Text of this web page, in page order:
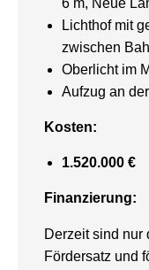
6 m, Neue
Lichthof mit
zwischen
Oberlicht im
Aufzug an
Kosten:
1.520.000 €
Finanzierung:
Derzeit sind nur
Fördersatz und